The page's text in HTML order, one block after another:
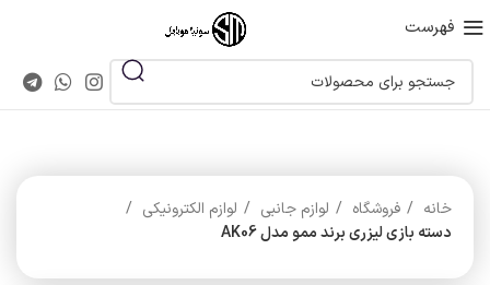
فهرست
خانه فروشگاه لوازم جانبی
لوازم الکترونیکی
دسته بازی لیزری برند ممو مدل AK06